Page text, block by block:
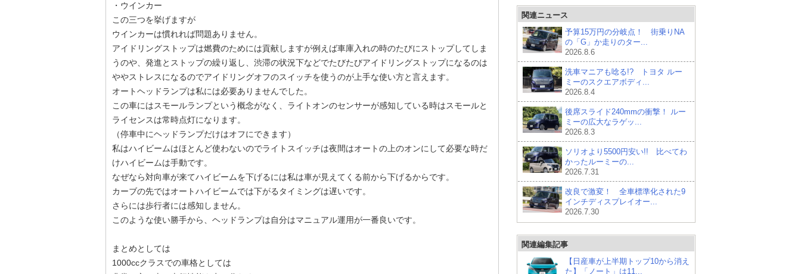
・ウインカー
この三つを挙げますが
ウインカーは慣れれば問題ありません。
アイドリングストップは燃費のためには貢献しますが例えば車庫入れの時のたびにストップしてしま
うのや、発進とストップの繰り返し、渋滞の状況下などでたびたびアイドリングストップになるのは
ややストレスになるのでアイドリングオフのスイッチを使うのが上手な使い方と言えます。
オートヘッドランプは私には必要ありませんでした。
この車にはスモールランプという概念がなく、ライトオンのセンサーが感知している時はスモールと
ライセンスは常時点灯になります。
（停車中にヘッドランプだけはオフにできます）
私はハイビームはほとんど使わないのでライトスイッチは夜間はオートの上のオンにして必要な時だ
けハイビームは手動です。
なぜなら対向車が来てハイビームを下げるには私は車が見えてくる前から下げるからです。
カーブの先ではオートハイビームでは下がるタイミングは遅いです。
さらには歩行者には感知しません。
このような使い勝手から、ヘッドランプは自分はマニュアル運用が一番良いです。
まとめとしては
1000ccクラスでの車格としては
関連ニュース
予算15万円の分岐点！ 街乗りNA
の「G」か走りのター...
2026.8.6
洗車マニアも唸る!? トヨタ ルー
ミーのスクエアボディ...
2026.8.4
後席スライド240mmの衝撃！ ルー
ミーの広大なラゲッ...
2026.8.3
ソリオより5500円安い!! 比べてわ
かったルーミーの...
2026.7.31
改良で激変！ 全車標準化された9
インチディスプレイオー...
2026.7.30
関連編集記事
【日産車が上半期トップ10から消え
た】「ノート」は11...